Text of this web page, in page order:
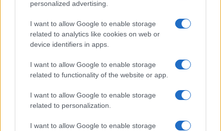
personalized advertising.
I want to allow Google to enable storage
related to analytics like cookies on web or
device identifiers in apps.
I want to allow Google to enable storage
related to functionality of the website or app.
I want to allow Google to enable storage
related to personalization.
I want to allow Google to enable storage
Scoperte carcasse di moto e motori in container
Il Córdoba ha ottenuto il II Trofeo Puertas dopo aver
sconfitto il Rayo ai rigori.
Nuova Zelanda: ondata di freddo eccezionale porta
neve a bassa quota